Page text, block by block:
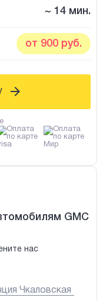
~ 14 мин.
от 900 руб.
GMC
нас
Чкаловская